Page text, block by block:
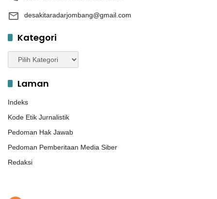
desakitaradarjombang@gmail.com
Kategori
Kategori
Laman
Indeks
Kode Etik Jurnalistik
Pedoman Hak Jawab
Pedoman Pemberitaan Media Siber
Redaksi